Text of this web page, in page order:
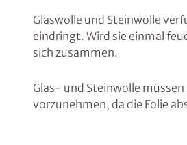
Glaswolle und Steinwolle
eindringt. Wird sie einmal
sich zusammen.
Glas- und Steinwolle
vorzunehmen, da die Folie